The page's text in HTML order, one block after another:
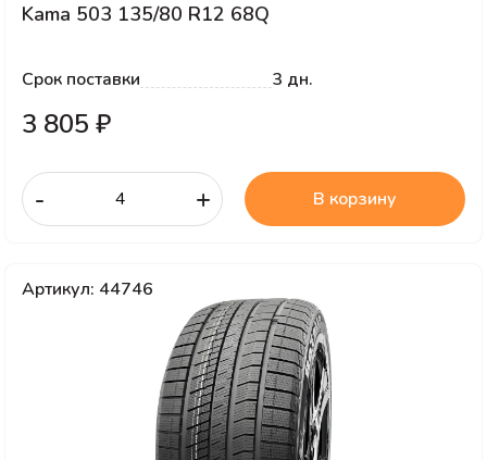
Kama 503 135/80 R12 68Q
Срок поставки 3 дн.
3 805 ₽
- + В корзину
Артикул: 44746